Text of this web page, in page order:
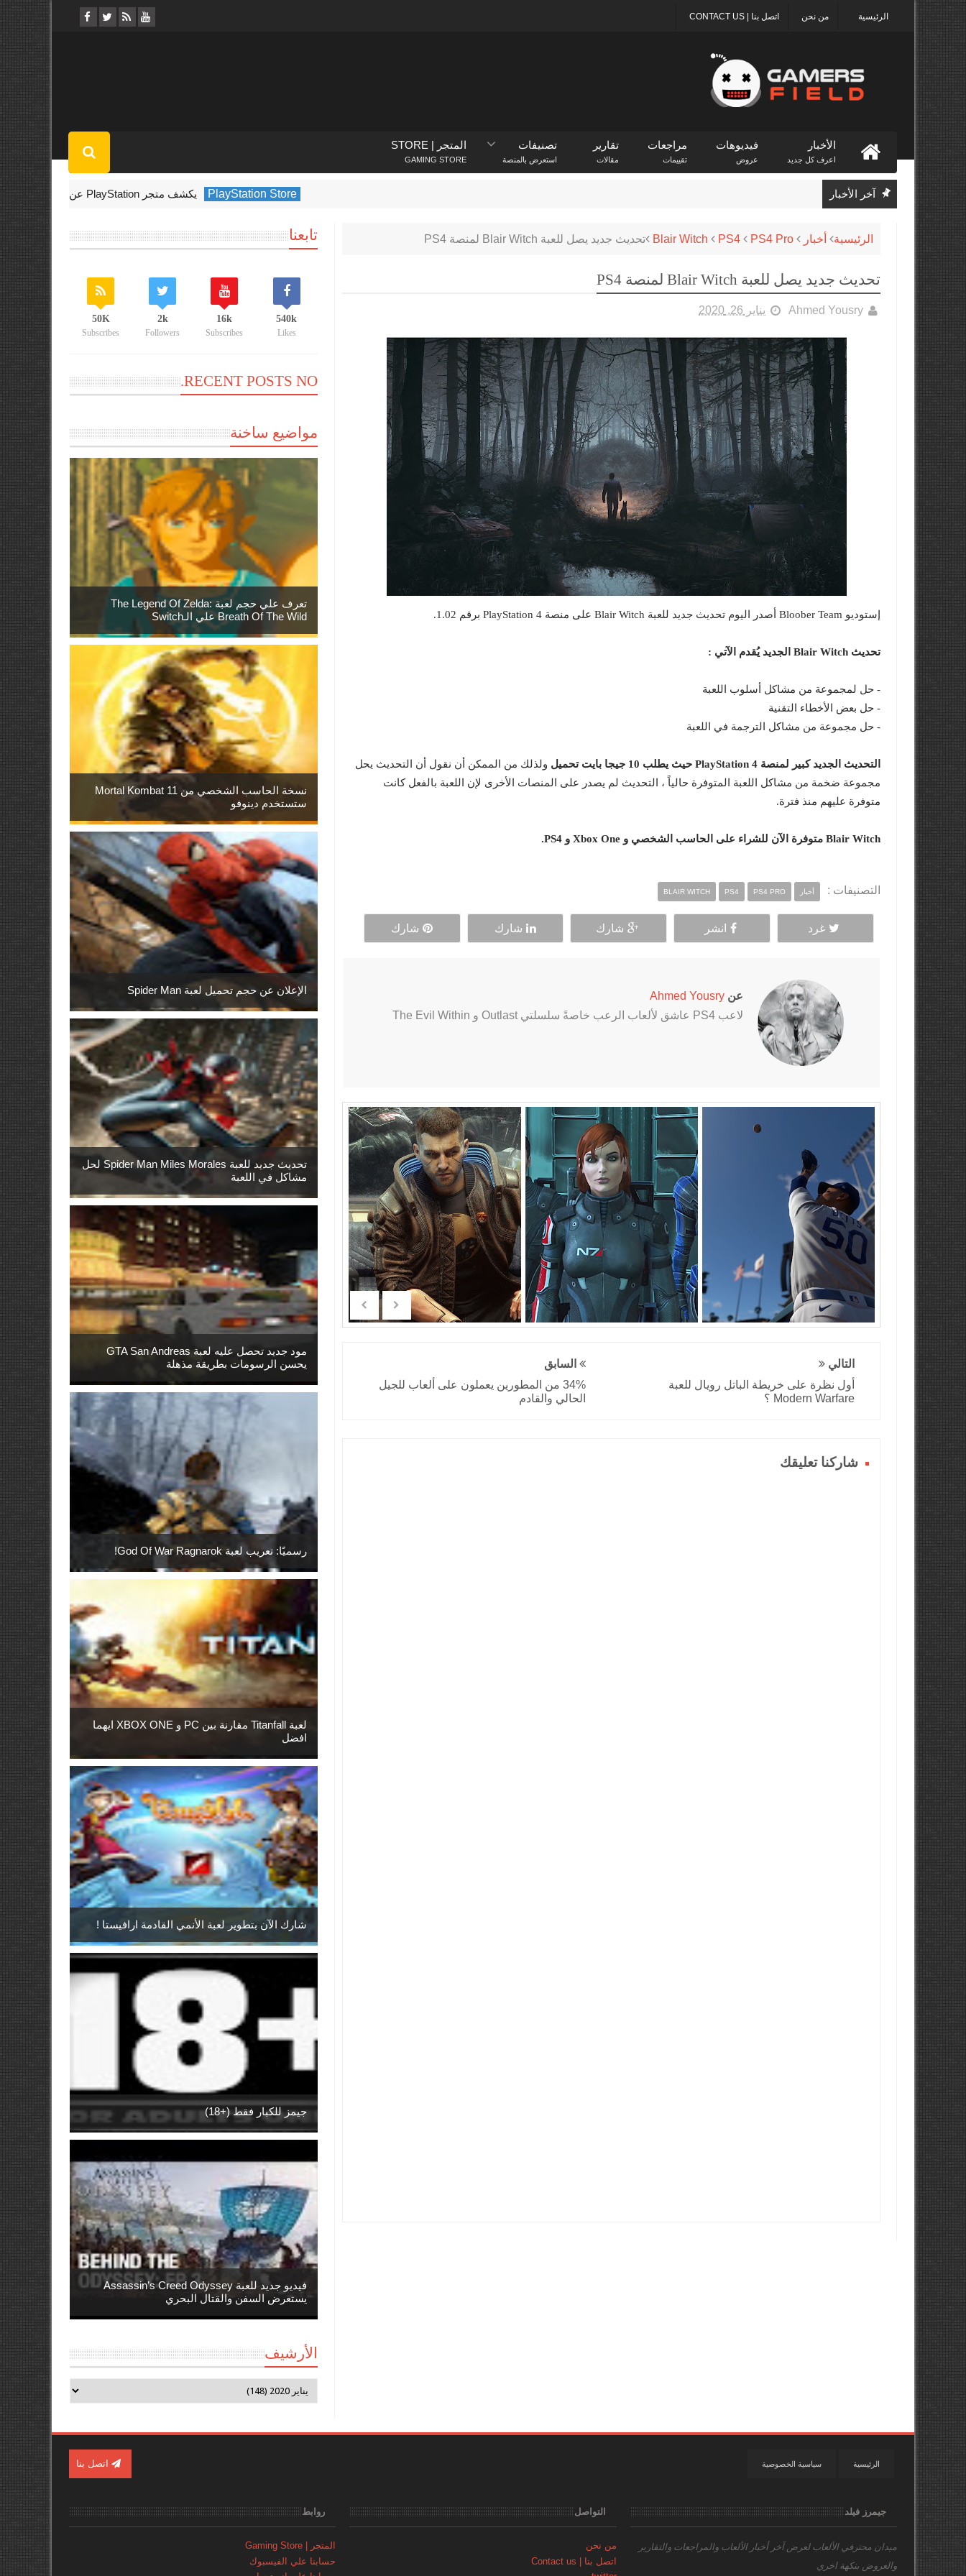
اتصل بنا | CONTACT US من نحن الرئيسية
الأخبار
اعرف كل جديد
فيديوهات
عروض
مراجعات
تقييمات
تقارير
مقالات
تصنيفات
استعرض بالمنصة
المتجر | STORE
GAMING STORE
آخر الأخبار يكشف متجر PlayStation عن الألعاب الأكثر تنزيلًا في فبراير 2022
الرئيسية أخبار Blair Witch PS4 PS4 Pro تحديث جديد يصل للعبة Blair Witch لمنصة PS4
تحديث جديد يصل للعبة Blair Witch لمنصة PS4
Ahmed Yousry يناير 26, 2020
إستوديو Bloober Team أصدر اليوم تحديث جديد للعبة Blair Witch على منصة PlayStation 4 برقم 1.02.
تحديث Blair Witch الجديد يُقدم الآتي :
- حل لمجموعة من مشاكل أسلوب اللعبة
- حل بعض الأخطاء التقنية
- حل مجموعة من مشاكل الترجمة في اللعبة
التحديث الجديد كبير لمنصة PlayStation 4 حيث يطلب 10 جيجا بايت تحميل
ولذلك من الممكن أن نقول أن التحديث يحل
مجموعة ضخمة من مشاكل اللعبة المتوفرة حالياً ، التحديث لم يصدر على المنصات الأخرى لإن اللعبة بالفعل كانت
متوفرة عليهم منذ فترة.
Blair Witch متوفرة الآن للشراء على الحاسب الشخصي و Xbox One و PS4.
التصنيفات : أخبار BLAIR WITCH PS4 PS4 PRO
غرد انشر شارك شارك شارك
عن Ahmed Yousry
لاعب PS4 عاشق لألعاب الرعب خاصةً سلسلتي Outlast و The Evil Within
التالي
أول نظرة على خريطة الباتل رويال للعبة
Modern Warfare ؟
السابق
34% من المطورين يعملون على ألعاب للجيل
الحالي والقادم
شاركنا تعليقك
تابعنا
540k
Likes
16k
Subscribes
2k
Followers
50K
Subscribes
RECENT POSTS NO.
مواضيع ساخنة
تعرف علي حجم لعبة The Legend Of Zelda:
Breath Of The Wild علي الـSwitch
نسخة الحاسب الشخصي من Mortal Kombat 11
ستستخدم دينوفو
الإعلان عن حجم تحميل لعبة Spider Man
تحديث جديد للعبة Spider Man Miles Morales لحل
مشاكل في اللعبة
مود جديد تحصل عليه لعبة GTA San Andreas
يحسن الرسومات بطريقة مذهلة
رسميًا: تعريب لعبة God Of War Ragnarok!
لعبة Titanfall مقارنة بين PC و XBOX ONE ايهما
افضل
شارك الآن بتطوير لعبة الأنمي القادمة ارافيستا !
جيمز للكبار فقط (+18)
فيديو جديد للعبة Assassin’s Creed Odyssey
يستعرض السفن والقتال البحري
الأرشيف
سياسية الخصوصية الرئيسية اتصل بنا
جيمرز فيلد
ميدان محترفي الألعابلعرض آخر أخبار الألعاب والمراجعات والتقارير
والعروض بنكهة اخري
التواصل
من نحن
اتصل بنا | Contact us
روابط
المتجر | Gaming Store
حسابنا علي الفيسبوك